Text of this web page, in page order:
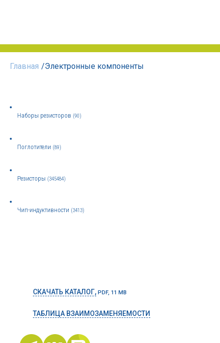
Главная /Электронные компоненты
Наборы резисторов (90)
Поглотители (89)
Резисторы (345484)
Чип-индуктивности (3413)
СКАЧАТЬ КАТАЛОГ, PDF, 11 MB
ТАБЛИЦА ВЗАИМОЗАМЕНЯЕМОСТИ